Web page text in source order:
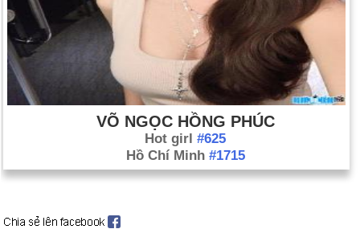
VÕ NGỌC HỒNG PHÚC
Hot girl #625
Hồ Chí Minh #1715